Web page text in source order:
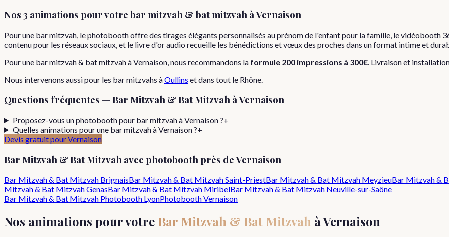
Nos 3 animations pour votre bar mitzvah & bat mitzvah àVernaison
Pour une bar mitzvah, le photobooth offre des tirages élégants personnalisés au prénom de l'enfant pour la famille, le vidéobooth
contenu pour les réseaux sociaux, et le livre d'or audio recueille les bénédictions et vœux des proches dans un format intime et
Pourune bar mitzvah & bat mitzvahàVernaison , nous recommandons la formule 200 impressions à 300€ . Livraison et
Nous intervenons aussi pour les bar mitzvahs àOullins et dans tout le Rhône
Questions fréquentes — Bar Mitzvah & Bat Mitzvah àVernaison
Proposez-vous un photobooth pour bar mitzvah à Vernaison ?+
Quelles animations pour une bar mitzvah à Vernaison ?+
Devis gratuit pourVernaison
Bar Mitzvah & Bat Mitzvah avec photobooth près deVernaison
Bar Mitzvah & Bat Mitzvah BrignaisBar Mitzvah & Bat MitzvahSaint-PriestBar Mitzvah & Bat Mitzvah MeyzieuBar Mitzvah &
Mitzvah & Bat MitzvahGenasBar Mitzvah & Bat Mitzvah MiribelBar Mitzvah & Bat Mitzvah Neuville-sur-Saône
Bar Mitzvah & Bat Mitzvah Photobooth LyonPhotoboothVernaison
Nos animations pour votre Bar Mitzvah & Bat Mitzvah àVernaison